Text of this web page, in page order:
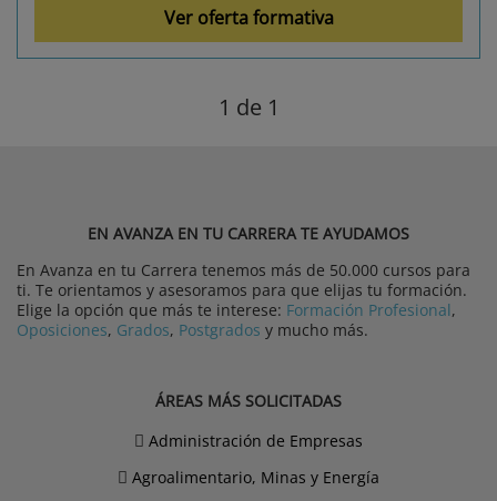
Ver oferta formativa
1 de 1
EN AVANZA EN TU CARRERA TE AYUDAMOS
En Avanza en tu Carrera tenemos más de 50.000 cursos para
ti. Te orientamos y asesoramos para que elijas tu formación.
Elige la opción que más te interese: Formación Profesional,
Oposiciones, Grados, Postgrados y mucho más.
ÁREAS MÁS SOLICITADAS
Administración de Empresas
Agroalimentario, Minas y Energía